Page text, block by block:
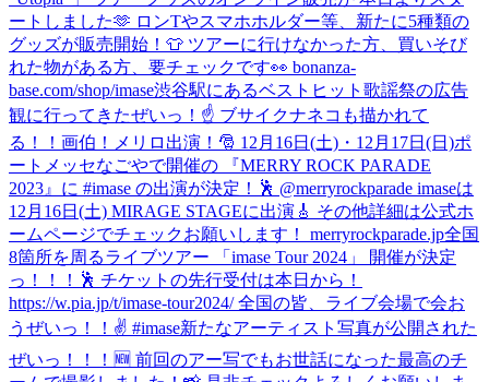
ートしました🫶 ロンTやスマホホルダー等、新たに5種類の
グッズが販売開始！👕 ツアーに行けなかった方、買いそび
れた物がある方、要チェックです👀 bonanza-
base.com/shop/imase渋谷駅にあるベストヒット歌謡祭の広告
観に行ってきたぜいっ！☝️ ブサイクナネコも描かれて
る！！画伯！
メリロ出演！🎅 12月16日(土)・12月17日(日)ポ
ートメッセなごやで開催の 『MERRY ROCK PARADE
2023』に #imase の出演が決定！🕺 @merryrockparade imaseは
12月16日(土) MIRAGE STAGEに出演🎸 その他詳細は公式ホ
ームページでチェックお願いします！ merryrockparade.jp全国
8箇所を周るライブツアー 「imase Tour 2024」 開催が決定
っ！！！🕺 チケットの先行受付は本日から！
https://w.pia.jp/t/imase-tour2024/ 全国の皆、ライブ会場で会お
うぜいっ！！✌️ #imase新たなアーティスト写真が公開された
ぜいっ！！！🆕 前回のアー写でもお世話になった最高のチ